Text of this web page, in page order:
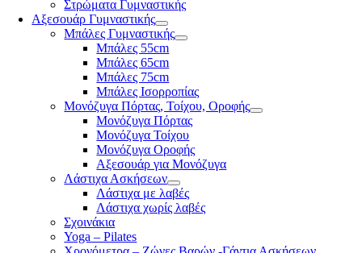
Στρώματα Γυμναστικής
Αξεσουάρ Γυμναστικής
Μπάλες Γυμναστικής
Μπάλες 55cm
Μπάλες 65cm
Μπάλες 75cm
Μπάλες Ισορροπίας
Μονόζυγα Πόρτας, Τοίχου, Οροφής
Μονόζυγα Πόρτας
Μονόζυγα Τοίχου
Μονόζυγα Οροφής
Αξεσουάρ για Μονόζυγα
Λάστιχα Ασκήσεων
Λάστιχα με λαβές
Λάστιχα χωρίς λαβές
Σχοινάκια
Yoga – Pilates